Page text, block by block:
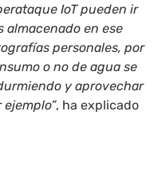
IoT pueden ir
almacenado en ese
personales, por
o no de agua se
y aprovechar
, ha explicado